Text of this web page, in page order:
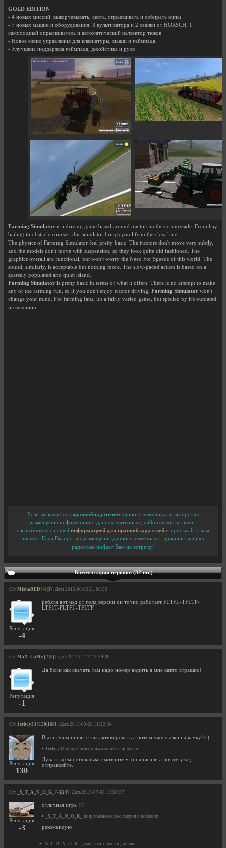
GOLD EDITION
- 4 новых миссий: выкорчевывать, сеять, опрыскивать и собирать кипы
- 7 новых машин и оборудования: 3 культиватора и 2 сеялки от HORSCH, 1
самоходный опрыскиватель и автоматический коллектор тюков
- Новое меню управления для клавиатуры, мыши и геймпада
- Улучшена поддержка геймпада, джойстика и руля
Farming Simulator is a driving game based around tractors in the countryside. From hay
bailing to obstacle courses, this simulator brings you life in the slow lane.
The physics of Farming Simulator feel pretty basic. The tractors don't move very subtly,
and the models don't move with suspension, so they look quite old fashioned. The
graphics overall are functional, but won't worry the Need For Speeds of this world. The
sound, similarly, is acceptable but nothing more. The slow-paced action is based on a
sparsely populated and quiet island.
Farming Simulator is pretty basic in terms of what it offers. There is no attempt to make
any of the farming fun, so if you don't enjoy tractor driving, Farming Simulator won't
change your mind. For farming fans, it's a fairly varied game, but spoiled by it's outdated
presentation.
Если вы являетесь правообладателем данного материала и вы против
размещения информации о данном материале, либо ссылок на него -
ознакомьтесь с нашей информацией для правообладателей и присылайте нам
письмо. Если Вы против размещения данного материала - администрация с
радостью пойдет Вам на встречу!
Комментарии игроков (32 шт.)
От: MishaRED [-4|3] | Дата 2015-06-02 21:08:33
Репутация
-4
ребята вот код от голд версии он точно работает FLTFL-TFLTF-
LTFLT-FLTFL-TFLTF
От: MaX_GaMe [-1|0] | Дата 2014-07-14 19:59:09
Репутация
-1
Да блин как скачать там надо номер водить а мне както страшно!
От: Jerboy33 [130|168] | Дата 2013-09-28 11:22:34
Репутация
130
Вы сначала пишите как активировать а потом уже сылки на качку!>:(
• Jerboy33 подумал несколько минут и добавил:
Луна и всем остальным, смотрите что написали а потом уже,
отправляйте.
От: _S_T_A_N_O_K_ [-3|24] | Дата 2013-07-08 15:56:37
Репутация
-3
отличная игра !!!
•
_S_T_A_N_O_K_ подумал несколько секунд и добавил:
рекомендую
• _S_T_A_N_O_K_ думал около часа и добавил: